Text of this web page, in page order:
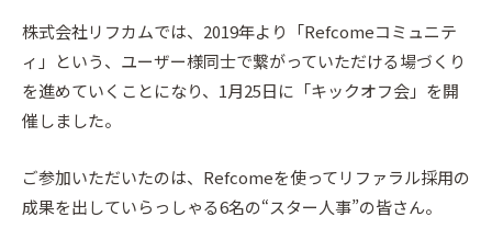
株式会社リフカムでは、2019年より「Refcomeコミュニテ
ィ」という、ユーザー様同士で繋がっていただける場づくり
を進めていくことになり、1月25日に「キックオフ会」を開
催しました。
ご参加いただいたのは、Refcomeを使ってリファラル採用の
成果を出していらっしゃる6名の“スター人事”の皆さん。